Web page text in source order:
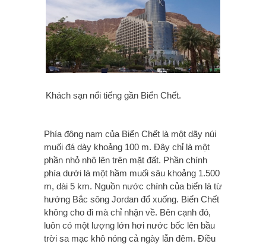
Khách sạn nổi tiếng gần Biển Chết.
Phía đông nam của Biển Chết là một dãy núi
muối đá dày khoảng 100 m. Ðây chỉ là một
phần nhỏ nhô lên trên mặt đất. Phần chính
phía dưới là một hầm muối sâu khoảng 1.500
m, dài 5 km. Nguồn nước chính của biển là từ
hướng Bắc sông Jordan đổ xuống. Biển Chết
không cho đi mà chỉ nhận về. Bên cạnh đó,
luôn có một lượng lớn hơi nước bốc lên bầu
trời sa mạc khô nóng cả ngày lẫn đêm. Điều